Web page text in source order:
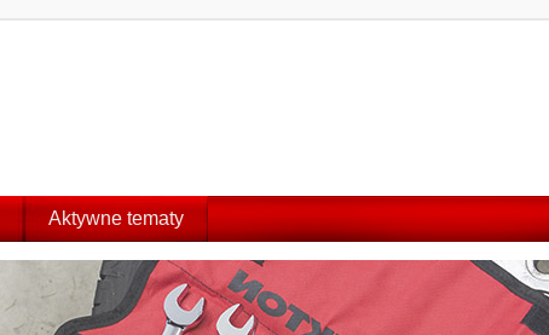
Aktywne tematy